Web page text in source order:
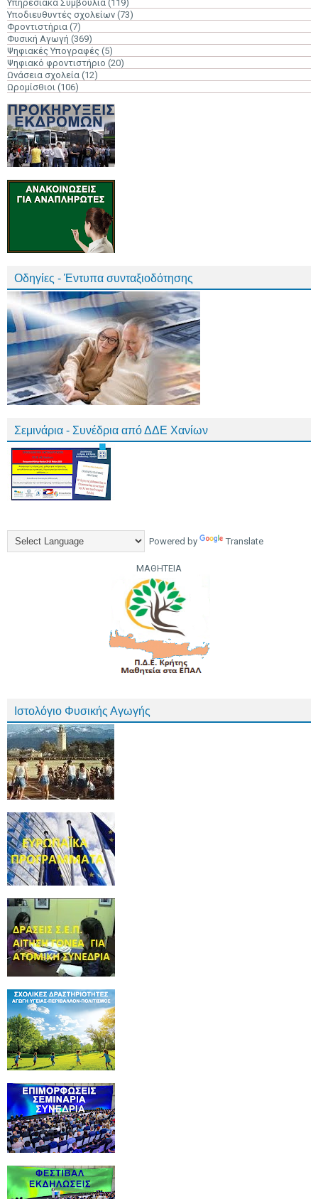
Υπηρεσιακά Συμβούλια (119)
Υποδιευθυντές σχολείων (73)
Φροντιστήρια (7)
Φυσική Αγωγή (369)
Ψηφιακές Υπογραφές (5)
Ψηφιακό φροντιστήριο (20)
Ωνάσεια σχολεία (12)
Ωρομίσθιοι (106)
Οδηγίες - Έντυπα συνταξιοδότησης
Σεμινάρια - Συνέδρια από ΔΔΕ Χανίων
Powered by Translate
ΜΑΘΗΤΕΙΑ
Ιστολόγιο Φυσικής Αγωγής